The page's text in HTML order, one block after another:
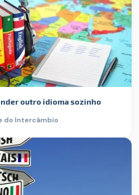
outro idioma sozinho
do Intercâmbio